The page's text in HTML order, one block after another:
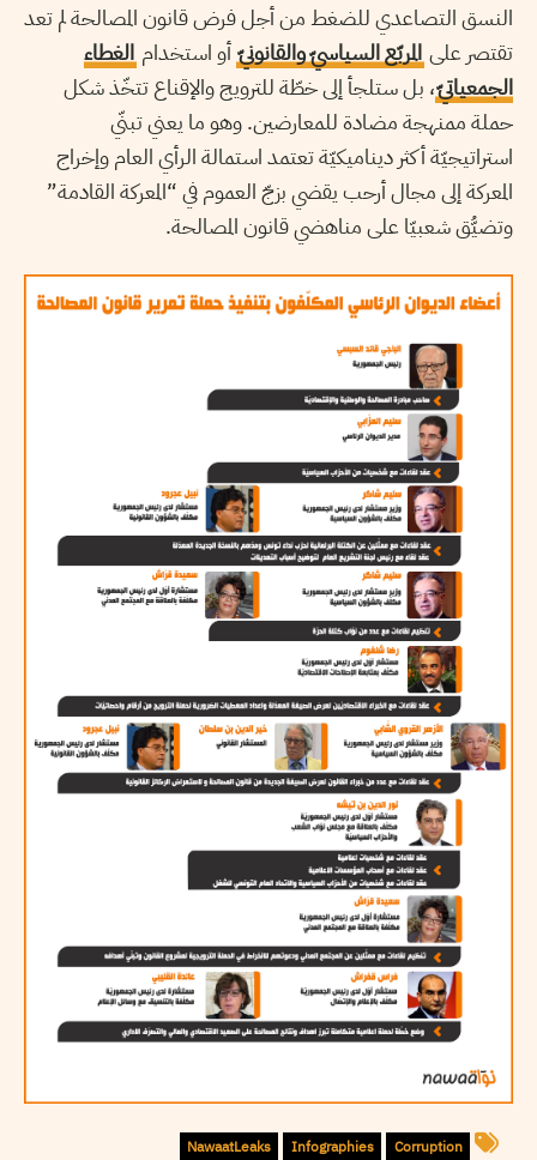
النسق التصاعدي للضغط من أجل فرض قانون المصالحة لم تعد
تقتصر على المربّع السياسيّ والقانونيّ أو استخدام الغطاء
الجمعياتيّ، بل ستلجأ إلى خطّة للترويج والإقناع تتخّذ شكل
حملة ممنهجة مضادة للمعارضين. وهو ما يعني تبنّي
استراتيجيّة أكثر ديناميكيّة تعتمد استمالة الرأي العام وإخراج
المعركة إلى مجال أرحب يقضي بزجّ العموم في “المعركة القادمة”
وتضيُّق شعبيّا على مناهضي قانون المصالحة.
Corruption
Infographies
NawaatLeaks